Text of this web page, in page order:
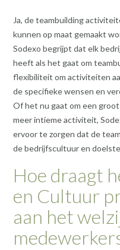
Ja, de teambuilding
kunnen op maat gemaakt
Sodexo begrijpt dat elk
heeft als het gaat om
flexibiliteit om activiteiten
de specifieke wensen en
Of het nu gaat om een
meer intieme activiteit,
ervoor te zorgen dat de
de bedrijfscultuur en
Hoe draagt
en Cultuur
aan het